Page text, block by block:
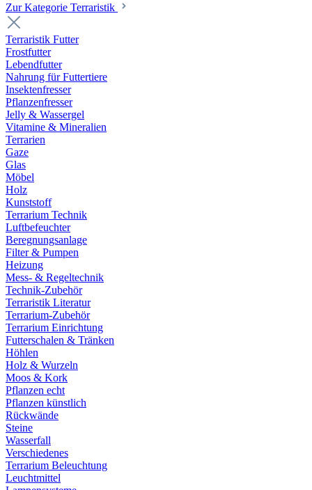
Zur Kategorie Terraristik
Terraristik Futter
Frostfutter
Lebendfutter
Nahrung für Futtertiere
Insektenfresser
Pflanzenfresser
Jelly & Wassergel
Vitamine & Mineralien
Terrarien
Gaze
Glas
Möbel
Holz
Kunststoff
Terrarium Technik
Luftbefeuchter
Beregnungsanlage
Filter & Pumpen
Heizung
Mess- & Regeltechnik
Technik-Zubehör
Terraristik Literatur
Terrarium-Zubehör
Terrarium Einrichtung
Futterschalen & Tränken
Höhlen
Holz & Wurzeln
Moos & Kork
Pflanzen echt
Pflanzen künstlich
Rückwände
Steine
Wasserfall
Verschiedenes
Terrarium Beleuchtung
Leuchtmittel